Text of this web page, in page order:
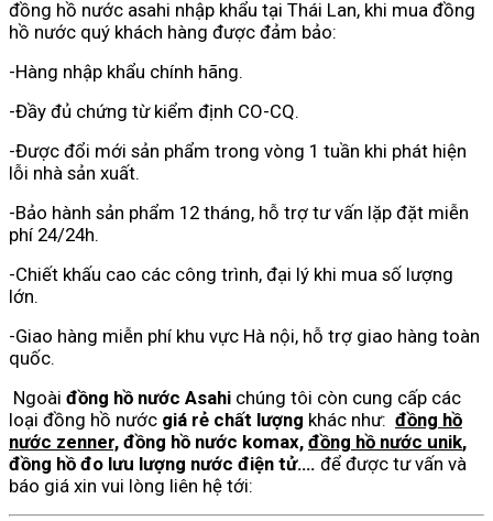
đồng hồ nước asahi nhập khẩu tại Thái Lan, khi mua đồng
hồ nước quý khách hàng được đảm bảo:
-Hàng nhập khẩu chính hãng.
-Đầy đủ chứng từ kiểm định CO-CQ.
-Được đổi mới sản phẩm trong vòng 1 tuần khi phát hiện
lỗi nhà sản xuất.
-Bảo hành sản phẩm 12 tháng, hỗ trợ tư vấn lặp đặt miễn
phí 24/24h.
-Chiết khấu cao các công trình, đại lý khi mua số lượng
lớn.
-Giao hàng miễn phí khu vực Hà nội, hỗ trợ giao hàng toàn
quốc.
Ngoài đồng hồ nước Asahi chúng tôi còn cung cấp các
loại đồng hồ nước giá rẻ chất lượng khác như: đồng hồ
nước zenner, đồng hồ nước komax, đồng hồ nước unik,
đồng hồ đo lưu lượng nước điện tử…. để được tư vấn và
báo giá xin vui lòng liên hệ tới: